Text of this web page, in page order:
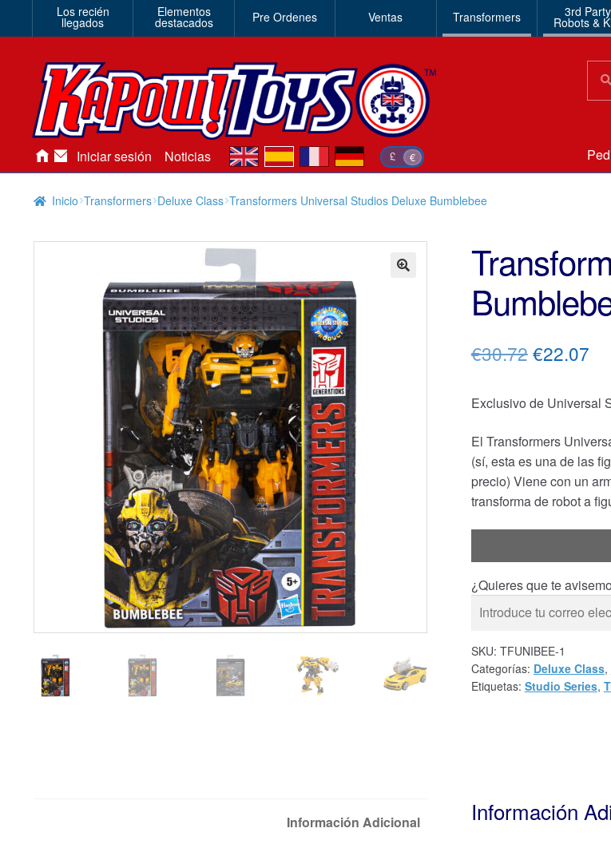
Los recién
llegados
Elementos
destacados Pre Ordenes Ventas Transformers 3rd Party
Robots &
Iniciar sesión Noticias £ €
en es de
Inicio Transformers Deluxe Class Transformers Universal Studios Deluxe Bumblebee
€30.72El
original
era:
€30.72.
€22.07El
Exclusivo de Universal
El Transformers
(sí, esta es una de las
precio) Viene con un
transforma de robot a
¿Quieres que te
SKU: TFUNIBEE-1
Categorías: Deluxe Class,
Etiquetas: Studio Series,
Información Adicional Información